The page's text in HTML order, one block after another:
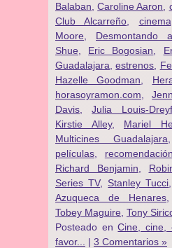
Balaban ,Caroline Aaron
Club Alcarreño
cinema
Moore
Desmontando
Shue
Eric Bogosian
Guadalajara ,estrenos
Hazelle Goodman
horasoyramon.com ,
Davis ,Julia Louis-
Kirstie Alley, Mariel
Multicines Guadalajara
películas
Richard Benjamin
Series TV, Stanley Tucci
Azuqueca de Henares
Tobey Maguire Tony
Posteado enCine, cine,
favor...
| 3 Comentarios »